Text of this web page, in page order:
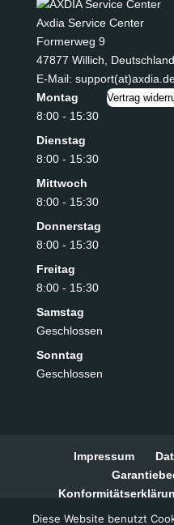
Axdia Service Center
Formerweg 9
47877 Willich, Deutschland
E-Mail:
Montag
8:00 - 15:30
Dienstag
8:00 - 15:30
Mittwoch
8:00 - 15:30
Donnerstag
8:00 - 15:30
Freitag
8:00 - 15:30
Samstag
Geschlossen
Sonntag
Geschlossen
Vertrag
Impressum
Widerrufsbelehrung
Diese Website benutzt